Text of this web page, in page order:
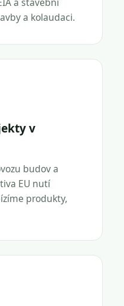
a kolaudaci.
v
budov a
EU nutí
produkty,